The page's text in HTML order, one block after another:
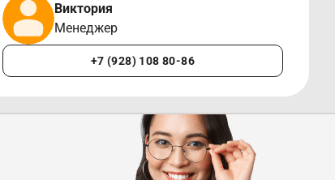
Виктория
Менеджер
+7 (928) 108 80-86